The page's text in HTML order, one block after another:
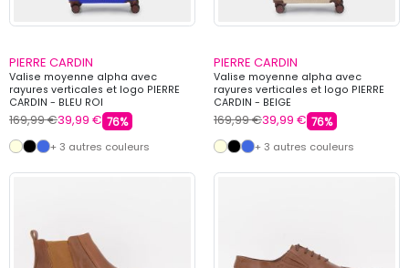
PIERRE CARDIN
Valise moyenne alpha avec
rayures verticales et logo PIERRE
CARDIN - BLEU ROI
169,99 €39,99 € 76%
+ 3 autres couleurs
PIERRE CARDIN
Valise moyenne alpha avec
rayures verticales et logo PIERRE
CARDIN - BEIGE
169,99 €39,99 € 76%
+ 3 autres couleurs